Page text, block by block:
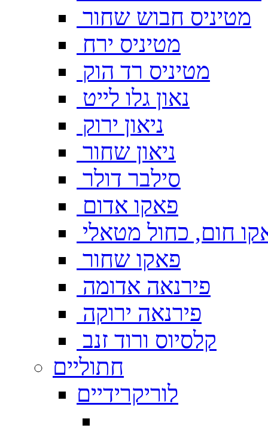
מטיניס חבוש שחור
מטיניס ירח
מטיניס רד הוק
נאון גלו לייט
ניאון ירוק
ניאון שחור
סילבר דולר
פאקו אדום
חום, כחול מטאלי
פאקו שחור
פירנאה אדומה
פירנאה ירוקה
קלסיוס ורוד זנב
חתוליים
לוריקרידיים